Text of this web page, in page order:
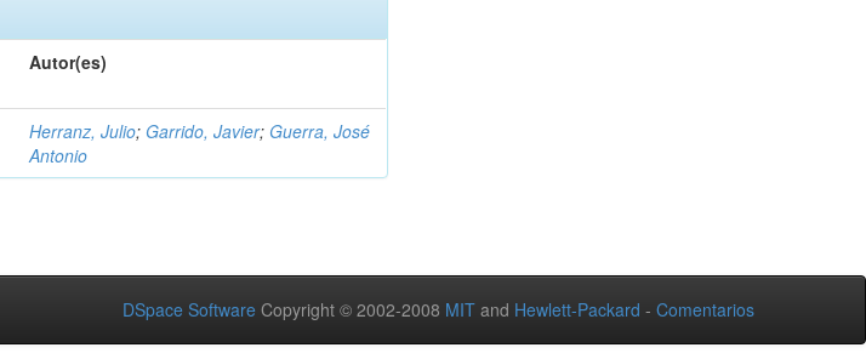
Autor(es)
Herranz, Julio; Garrido, Javier; Guerra, José
Antonio
DSpace Software Copyright © 2002-2008 MIT and Hewlett-Packard - Comentarios